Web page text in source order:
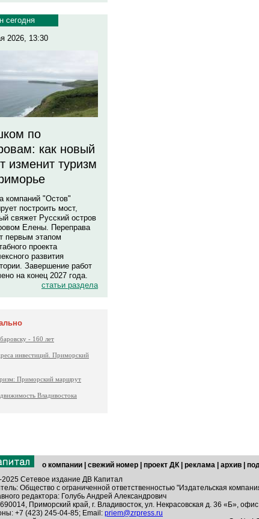
сегодня
2026, 13:30
по
как новый
изменит туризм
компаний "Остов"
построить мост,
свяжет Русский остров
Елены. Переправа
первым этапом
проекта
развития
Завершение работ
на конец 2027 года.
статьи раздела
- 160 лет
инвестиций. Приморский
Приморский маршрут
Владивостока
о компании свежий номер проект ДК реклама архив
Сетевое издание ДВ Капитал
Общество с ограниченной ответственностью "Издательская
редактора: Голубь Андрей Александрович
Приморский край, г. Владивосток, ул. Некрасовская д. 36 «Б»,
+7 (423) 245-04-85; Email: priem@zrpress.ru